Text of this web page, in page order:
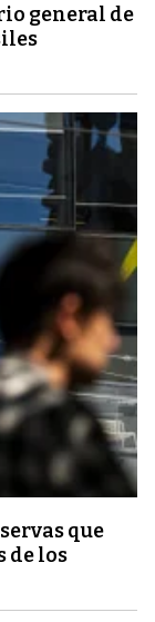
general de
que
de los